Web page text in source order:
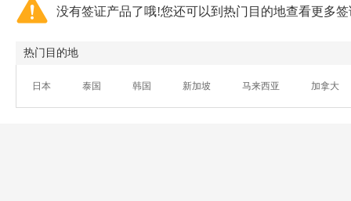
没有签证产品了哦!您还可以到热门目的地查看更多
热门目的地
日本 泰国 韩国 新加坡 马来西亚 加拿大